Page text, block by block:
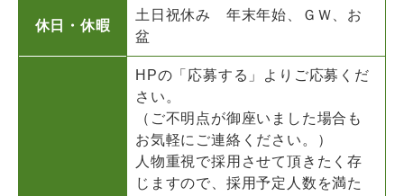
休日・休暇
土日祝休み 年末年始、ＧＷ、お
盆
HPの「応募する」よりご応募くだ
さい。
（ご不明点が御座いました場合も
お気軽にご連絡ください。）
人物重視で採用させて頂きたく存
じますので、採用予定人数を満た